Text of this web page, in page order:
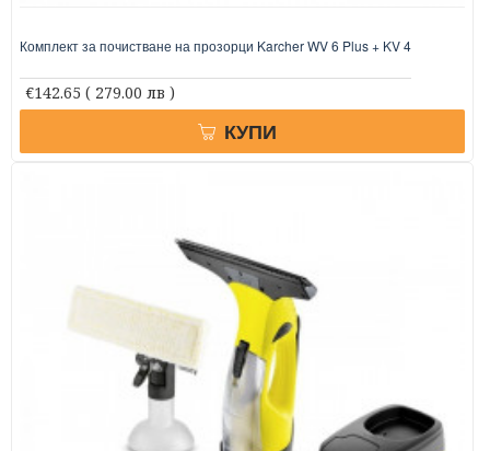
Комплект за почистване на прозорци Karcher WV 6 Plus + KV 4
€142.65 ( 279.00 лв )
КУПИ